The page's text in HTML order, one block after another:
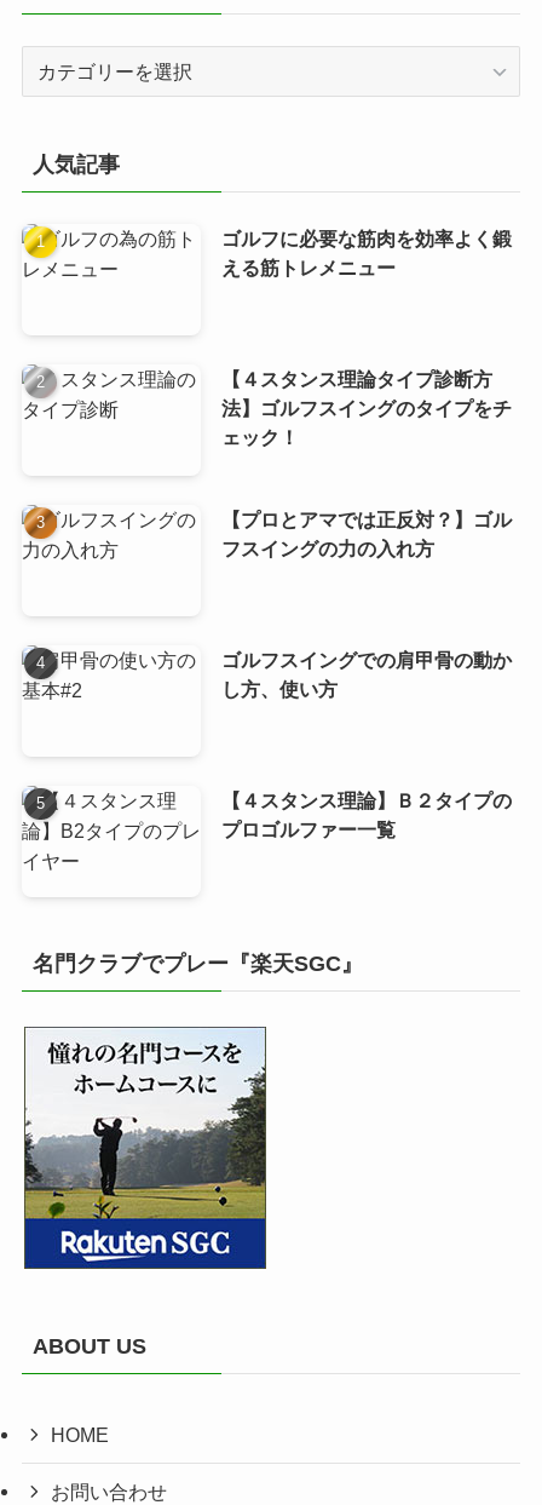
ー
人気記事
ゴルフに必要な筋肉を効率よく鍛
える筋トレメニュー
【４スタンス理論タイプ診断方
法】ゴルフスイングのタイプをチ
ェック！
【プロとアマでは正反対？】ゴル
フスイングの力の入れ方
ゴルフスイングでの肩甲骨の動か
し方、使い方
【４スタンス理論】Ｂ２タイプの
プロゴルファー一覧
名門クラブでプレー『楽天SGC』
ABOUT US
HOME
お問い合わせ